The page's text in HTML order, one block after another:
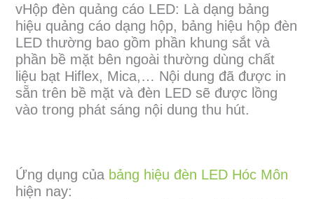
vHộp đèn quảng cáo LED: Là dạng bảng
hiệu quảng cáo dạng hộp, bảng hiệu hộp đèn
LED thường bao gồm phần khung sắt và
phần bề mặt bên ngoài thường dùng chất
liệu bạt Hiflex, Mica,… Nội dung đã được in
sẵn trên bề mặt và đèn LED sẽ được lồng
vào trong phát sáng nội dung thu hút.
Ứng dụng của bảng hiệu đèn LED Hóc Môn
hiện nay: